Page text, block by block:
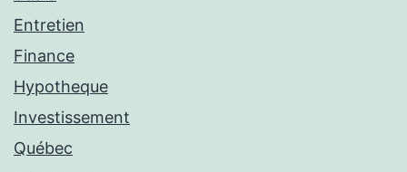
Entretien
Finance
Hypotheque
Investissement
Québec